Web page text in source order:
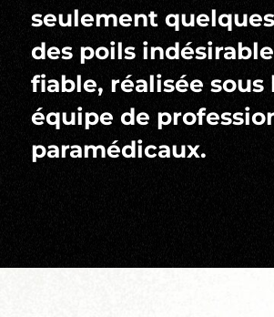
seulement
des poils
fiable, réalisée sous
équipe de
paramédicaux.